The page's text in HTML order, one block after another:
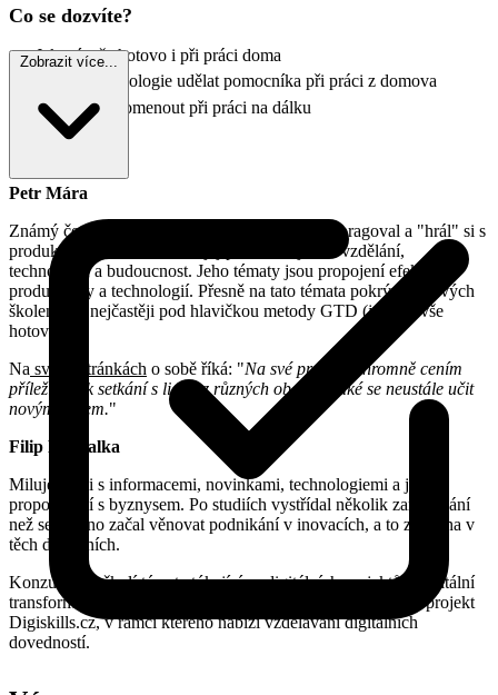
Co se dozvíte?
Jak mít vše hotovo i při práci doma
Jak si z technologie udělat pomocníka při práci z domova
Na co nezapomenout při práci na dálku
Petr Mára
Známý český bloger. Byl prvním, kdo u nás popragoval a "hrál" si s
produkty Apple. Od dětství jej provází zájem o vzdělání,
technologie a budoucnost. Jeho tématy jsou propojení efektivity,
produktivity a technologií. Přesně na tato témata pokrývá ve svých
školeních - nejčastěji pod hlavičkou metody GTD (jak mít vše
hotovo).
Na svých stránkách o sobě říká: "Na své práci si ohromně cením
příležitostí k setkání s lidmi z různých oborů a také se neustále učit
novým věcem."
Filip Dřímalka
Miluje práci s informacemi, novinkami, technologiemi a jejich
propojování s byznysem. Po studiích vystřídal několik zaměstnání
než se naplno začal věnovat podnikání v inovacích, a to zejména v
těch digitálních.
Konzultuje a školí témata týkající se digitálních projektů a digitální
transformace firem. Vede menší agenturu EF1 a vzdělávací projekt
Digiskills.cz, v rámci kterého nabízí vzdělávání digitálních
dovedností.
Zobrazit více...